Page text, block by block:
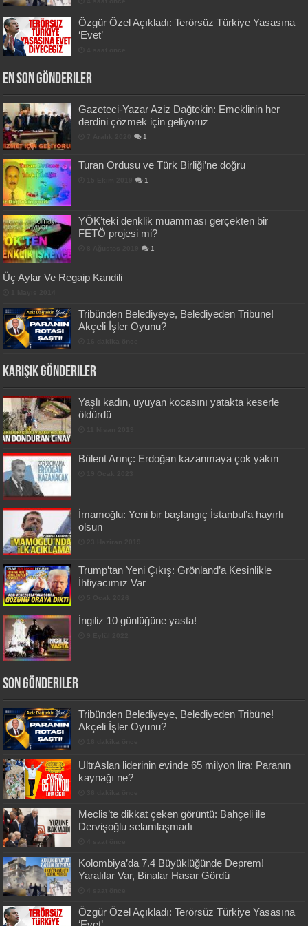
Özgür Özel Açıkladı: Terörsüz Türkiye Yasasına
‘Evet’
En Son Gönderiler
Gazeteci-Yazar Aziz Dağtekin: Emeklinin her
derdini çözmek için geliyoruz
1
Turan Ordusu ve Türk Birliği’ne doğru
1
YÖK’teki denklik muamması gerçekten bir
FETÖ projesi mi?
1
Üç Aylar Ve Regaip Kandili
Tribünden Belediyeye, Belediyeden Tribüne!
Akçeli İşler Oyunu?
Karışık Gönderiler
Yaşlı kadın, uyuyan kocasını yatakta keserle
öldürdü
Bülent Arınç: Erdoğan kazanmaya çok yakın
İmamoğlu: Yeni bir başlangıç İstanbul’a hayırlı
olsun
Trump’tan Yeni Çıkış: Grönland’a Kesinlikle
İhtiyacımız Var
İngiliz 10 günlüğüne yasta!
Son Gönderiler
Tribünden Belediyeye, Belediyeden Tribüne!
Akçeli İşler Oyunu?
UltrAslan liderinin evinde 65 milyon lira: Paranın
kaynağı ne?
Meclis’te dikkat çeken görüntü: Bahçeli ile
Dervişoğlu selamlaşmadı
Kolombiya’da 7.4 Büyüklüğünde Deprem!
Yaralılar Var, Binalar Hasar Gördü
Özgür Özel Açıkladı: Terörsüz Türkiye Yasasına